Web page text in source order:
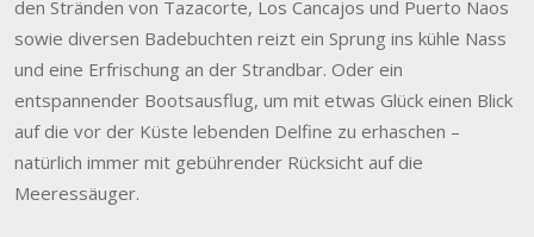
den Stränden von Tazacorte, Los Cancajos und Puerto Naos
sowie diversen Badebuchten reizt ein Sprung ins kühle Nass
und eine Erfrischung an der Strandbar. Oder ein
entspannender Bootsausflug, um mit etwas Glück einen Blick
auf die vor der Küste lebenden Delfine zu erhaschen –
natürlich immer mit gebührender Rücksicht auf die
Meeressäuger.